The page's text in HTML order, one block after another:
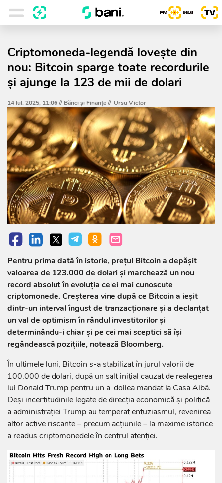
Criptomoneda-legendă lovește din
nou: Bitcoin sparge toate recordurile
și ajunge la 123 de mii de dolari
14 Iul. 2025, 11:06 // Bănci şi Finanţe// Ursu Victor
Pentru prima dată în istorie, prețul Bitcoin a depășit
valoarea de 123.000 de dolari și marchează un nou
record absolut în evoluția celei mai cunoscute
criptomonede. Creșterea vine după ce Bitcoin a ieșit
dintr-un interval îngust de tranzacționare și a declanțat
un val de optimism în rândul investitorilor și
determinându-i chiar și pe cei mai sceptici să își
regândească pozițiile, notează Bloomberg.
În ultimele luni, Bitcoin s-a stabilizat în jurul valorii de
100.000 de dolari, după un salt inițial cauzat de realegerea
lui Donald Trump pentru un al doilea mandat la Casa Albă.
Deși incertitudinile legate de direcția economică și politică
a administrației Trump au temperat entuziasmul, revenirea
altor active riscante – precum acțiunile – la maxime istorice
a readus criptomonedele în centrul atenției.